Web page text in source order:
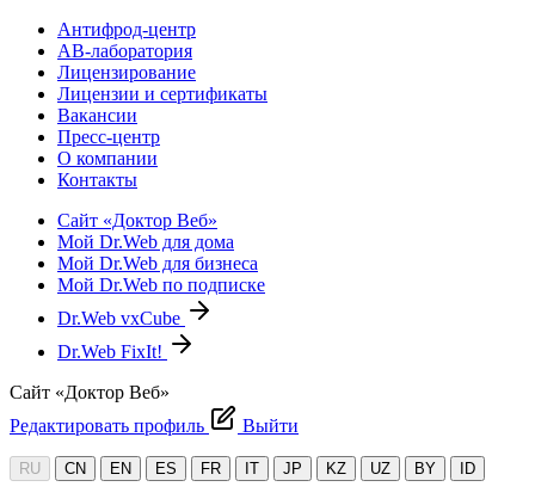
Антифрод-центр
АВ-лаборатория
Лицензирование
Лицензии и сертификаты
Вакансии
Пресс-центр
О компании
Контакты
Сайт «Доктор Веб»
Мой Dr.Web для дома
Мой Dr.Web для бизнеса
Мой Dr.Web по подписке
Dr.Web vxCube
Dr.Web FixIt!
Сайт «Доктор Веб»
Редактировать профиль
Выйти
RU CN EN ES FR IT JP KZ UZ BY ID